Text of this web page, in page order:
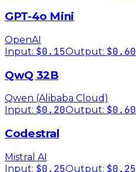
GPT-4o Mini
OpenAI
Input: $0.15Output: $0.60
QwQ 32B
Qwen (Alibaba Cloud)
Input: $0.20Output: $0.60
Codestral
Mistral AI
Input: $0.25Output: $0.25